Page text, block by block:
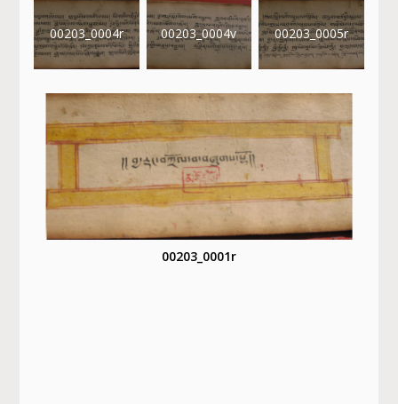
00203_0004r 00203_0004v 00203_0005r
00203_0001r